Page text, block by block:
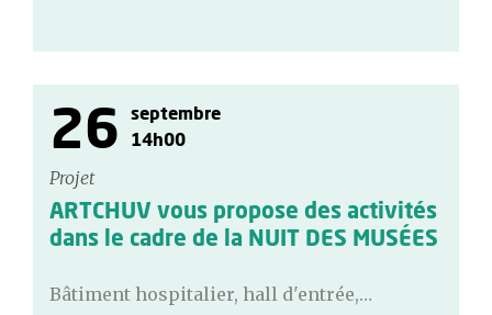
26
septembre
14h00
Projet
ARTCHUV vous propose des activités
dans le cadre de la NUIT DES MUSÉES
Bâtiment hospitalier, hall d'entrée,…